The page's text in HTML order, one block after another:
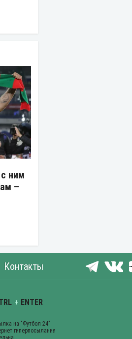
ним
–
Контакты